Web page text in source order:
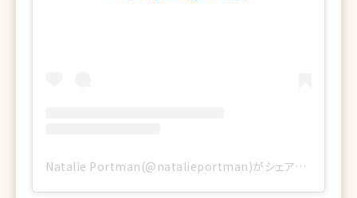
Natalie Portman(@natalieportman)がシェアした投稿